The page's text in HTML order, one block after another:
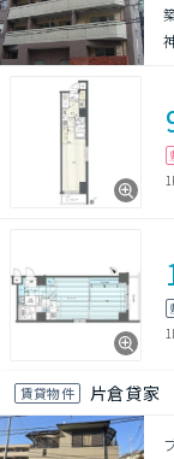
賃貸物件 片倉貸家